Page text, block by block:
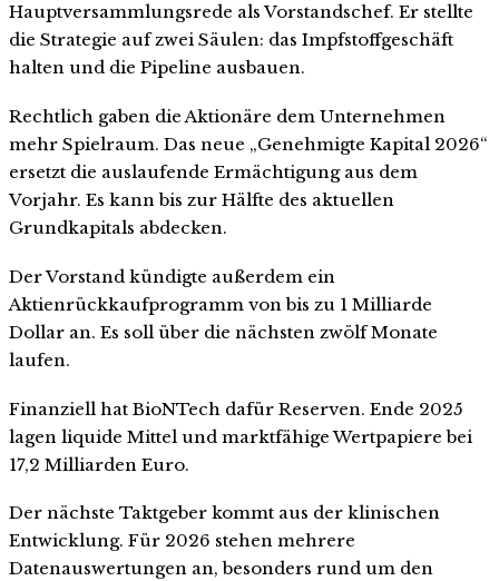
Hauptversammlungsrede als Vorstandschef. Er stellte
die Strategie auf zwei Säulen: das Impfstoffgeschäft
halten und die Pipeline ausbauen.
Rechtlich gaben die Aktionäre dem Unternehmen
mehr Spielraum. Das neue „Genehmigte Kapital 2026“
ersetzt die auslaufende Ermächtigung aus dem
Vorjahr. Es kann bis zur Hälfte des aktuellen
Grundkapitals abdecken.
Der Vorstand kündigte außerdem ein
Aktienrückkaufprogramm von bis zu 1 Milliarde
Dollar an. Es soll über die nächsten zwölf Monate
laufen.
Finanziell hat BioNTech dafür Reserven. Ende 2025
lagen liquide Mittel und marktfähige Wertpapiere bei
17,2 Milliarden Euro.
Der nächste Taktgeber kommt aus der klinischen
Entwicklung. Für 2026 stehen mehrere
Datenauswertungen an, besonders rund um den